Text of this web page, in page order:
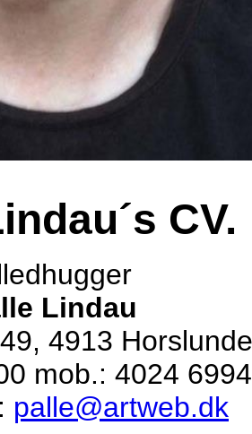
CV.
Lindau
4913 Horslunde
mob.: 4024 6994
palle@artweb.dk